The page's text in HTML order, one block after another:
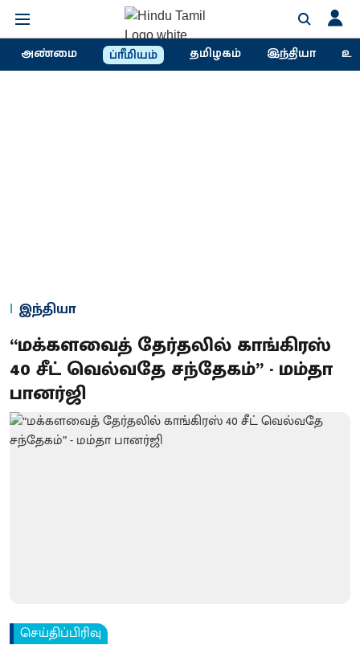
அண்மை ப்ரீமியம் தமிழகம் இந்தியா
இந்தியா
“மக்களவைத் தேர்தலில் காங்கிரஸ்
40 சீட் வெல்வதே சந்தேகம்” - மம்தா
பானர்ஜி
செய்திப்பிரிவு